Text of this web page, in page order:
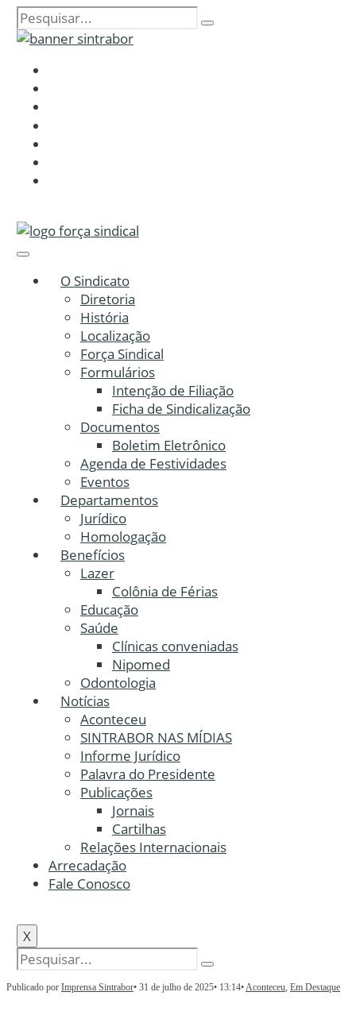
O Sindicato
Diretoria
História
Localização
Força Sindical
Formulários
Intenção de Filiação
Ficha de Sindicalização
Documentos
Boletim Eletrônico
Agenda de Festividades
Eventos
Departamentos
Jurídico
Homologação
Benefícios
Lazer
Colônia de Férias
Educação
Saúde
Clínicas conveniadas
Nipomed
Odontologia
Notícias
Aconteceu
SINTRABOR NAS MÍDIAS
Informe Jurídico
Palavra do Presidente
Publicações
Jornais
Cartilhas
Relações Internacionais
Arrecadação
Fale Conosco
X
Publicado por Imprensa Sintrabor• 31 de julho de 2025• 13:14•Aconteceu, Em Destaque